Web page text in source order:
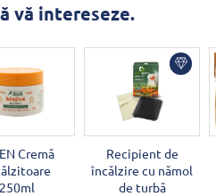
vă intereseze.
Cremă
250ml
Recipient de
încălzire cu nămol
de turbă